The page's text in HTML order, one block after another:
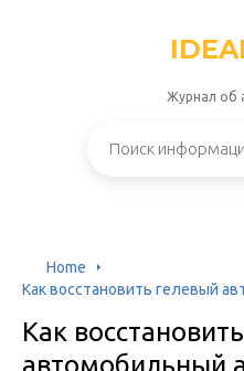
Журнал об
Home
Как восстановить гелевый
Как
автомобильный